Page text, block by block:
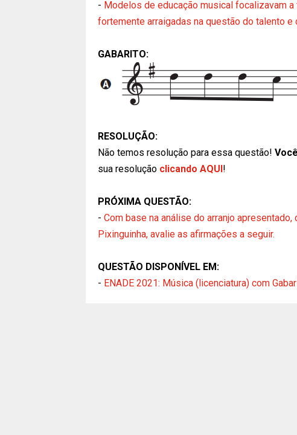
- Modelos de educação musical focalizavam
fortemente arraigadas na questão do talento e
GABARITO:
RESOLUÇÃO:
Não temos resolução para essa questão!
sua resolução clicando AQUI!
PRÓXIMA QUESTÃO:
- Com base na análise do arranjo
Pixinguinha, avalie as afirmações a seguir.
QUESTÃO DISPONÍVEL EM:
- ENADE 2021: Música (licenciatura) com